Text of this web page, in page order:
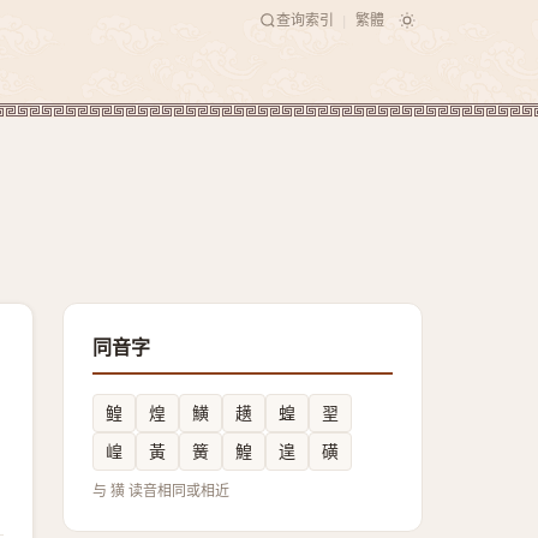
查询索引 繁體
同音字
鳇 煌 鱑 趪 蝗
䍿
崲
黃 簧 鰉 遑 磺
与 獚 读音相同或相近